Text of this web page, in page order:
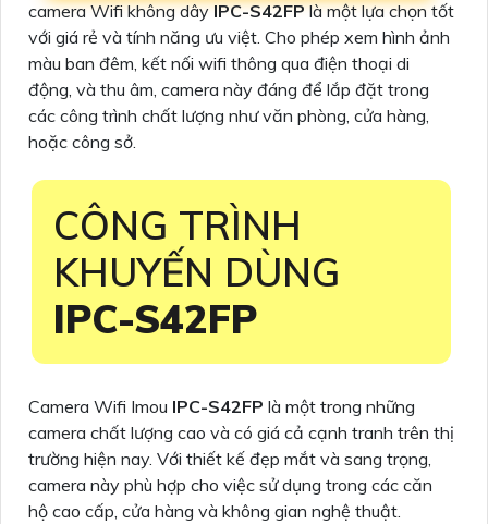
camera Wifi không dâyIPC-S42FPlà một lựa chọn tốt
với giá rẻ và tính năng ưu việt. Cho phép xem hình ảnh
màu ban đêm, kết nối wifi thông qua điện thoại di
động, và thu âm, camera này đáng để lắp đặt trong
các công trình chất lượng như văn phòng, cửa hàng,
hoặc công sở.
CÔNG TRÌNH
KHUYẾN DÙNG
IPC-S42FP
Camera Wifi Imou IPC-S42FP là một trong những
camera chất lượng cao và có giá cả cạnh tranh trên thị
trường hiện nay. Với thiết kế đẹp mắt và sang trọng,
camera này phù hợp cho việc sử dụng trong các căn
hộ cao cấp, cửa hàng và không gian nghệ thuật.